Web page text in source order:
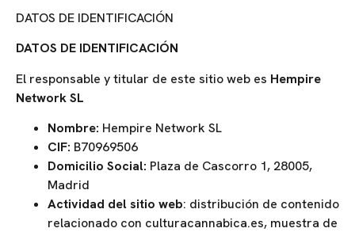
DATOS DE IDENTIFICACIÓN
DATOS DE IDENTIFICACIÓN
El responsable y titular de este sitio web es Hempire
Network SL
Nombre: Hempire Network SL
CIF: B70969506
Domicilio Social: Plaza de Cascorro 1, 28005,
Madrid
Actividad del sitio web: distribución de contenido
relacionado con culturacannabica.es, muestra de